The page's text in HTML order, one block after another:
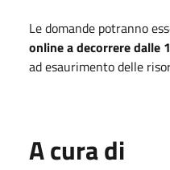
Le domande potranno
online a decorrere dalle
ad esaurimento delle
A cura di